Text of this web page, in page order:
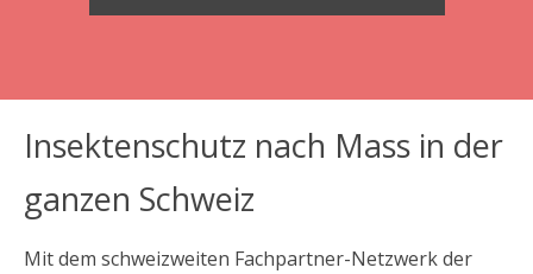
Insektenschutz nach Mass in der
ganzen Schweiz
Mit dem schweizweiten Fachpartner-Netzwerk der